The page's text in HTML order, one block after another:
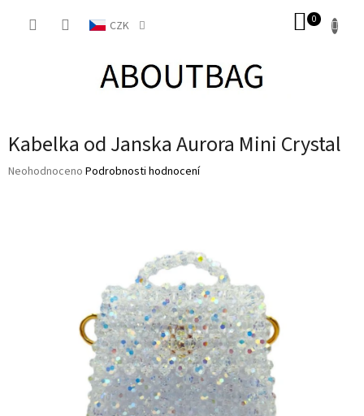
CZK
Kabelka od Janska Aurora Mini Crystal
Průměrné
Neohodnoceno Podrobnosti hodnocení